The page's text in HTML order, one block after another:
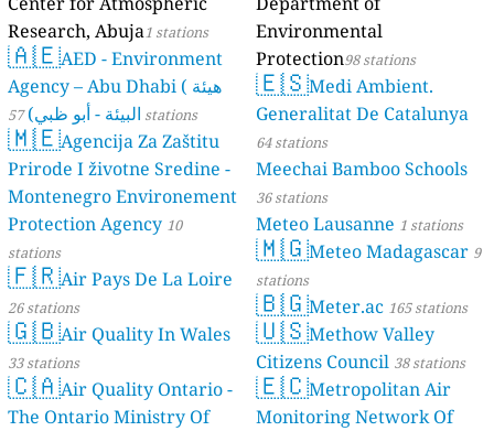
Research, Abuja1 stations
🇦🇪AED - Environment
Agency – Abu Dhabi ( هيئة
البيئة - أبو ظبي) 57 stations
🇲🇪Agencija Za Zaštitu
Prirode I životne Sredine -
Montenegro Environement
Protection Agency 10
stations
🇫🇷Air Pays De La Loire
26 stations
🇬🇧Air Quality In Wales
33 stations
🇨🇦Air Quality Ontario -
The Ontario Ministry Of
Environmental
Protection98 stations
🇪🇸Medi Ambient.
Generalitat De Catalunya
64 stations
Meechai Bamboo Schools
36 stations
Meteo Lausanne 1 stations
🇲🇬Meteo Madagascar 9
stations
🇧🇬Meter.ac 165 stations
🇺🇸Methow Valley
Citizens Council 38 stations
🇪🇨Metropolitan Air
Monitoring Network Of